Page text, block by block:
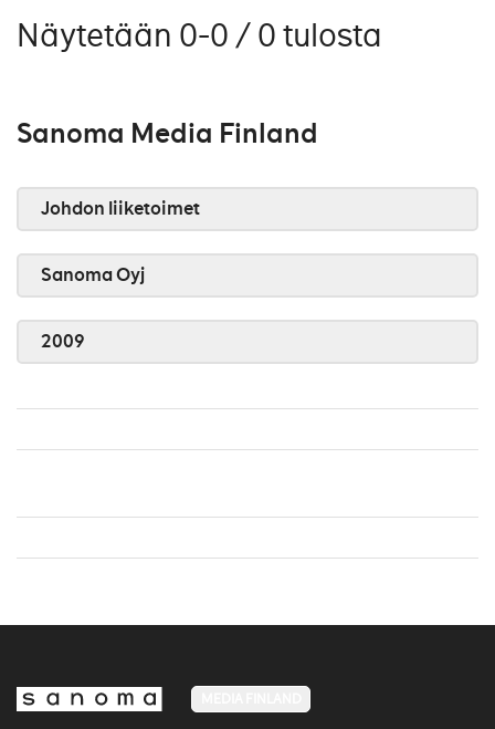
Näytetään 0-0 / 0 tulosta
Sanoma Media Finland
Johdon liiketoimet
Sanoma Oyj
2009